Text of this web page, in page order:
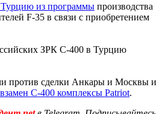
из программы производства
F-35 в связи с приобретением
ЗРК С-400 в Турцию
против сделки Анкары и Москвы и
С-400 комплексы Patriot.